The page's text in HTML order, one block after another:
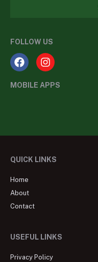
FOLLOW US
MOBILE APPS
QUICK LINKS
Home
About
Contact
USEFUL LINKS
Privacy Policy